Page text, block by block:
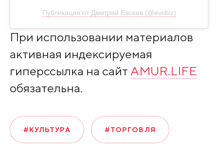
Публикация от Дмитрий Евсеев (@evsbiz)
При использовании материалов
активная индексируемая
гиперссылка на сайт AMUR.LIFE
обязательна.
#КУЛЬТУРА #ТОРГОВЛЯ